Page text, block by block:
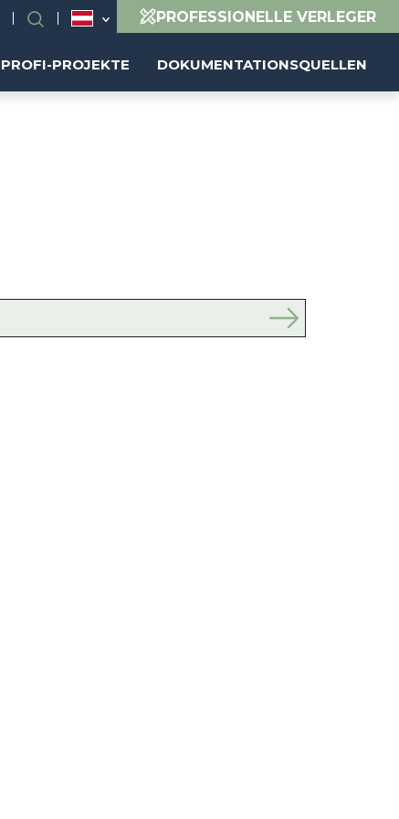
Suchen PROFESSIONELLE VERLEGER
PROFI-PROJEKTE DOKUMENTATIONSQUELLEN